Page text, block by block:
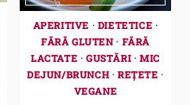
APERITIVE · DIETETICE ·
FĂRĂ GLUTEN· FĂRĂ
LACTATE ·GUSTĂRI·MIC
DEJUN/BRUNCH·REȚETE ·
VEGANE